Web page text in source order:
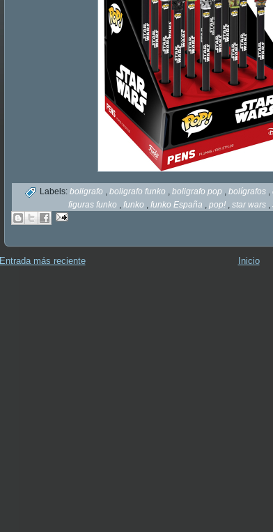
Labels: boligrafo , boligrafo funko , boligrafo pop , bolígrafos ,
figuras funko
funko funko España pop! star wars
Entrada más reciente Inicio